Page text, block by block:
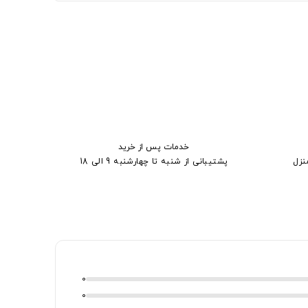
خدمات پس از خرید
پشتیبانی از شنبه تا چهارشنبه 9 الی 18
0
0